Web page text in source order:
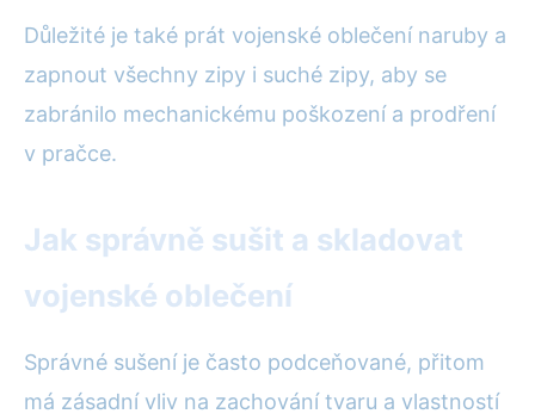
Důležité je také prát vojenské oblečení naruby a
zapnout všechny zipy i suché zipy, aby se
zabránilo mechanickému poškození a prodření
v pračce.
Jak správně sušit a skladovat
vojenské oblečení
Správné sušení je často podceňované, přitom
má zásadní vliv na zachování tvaru a vlastností